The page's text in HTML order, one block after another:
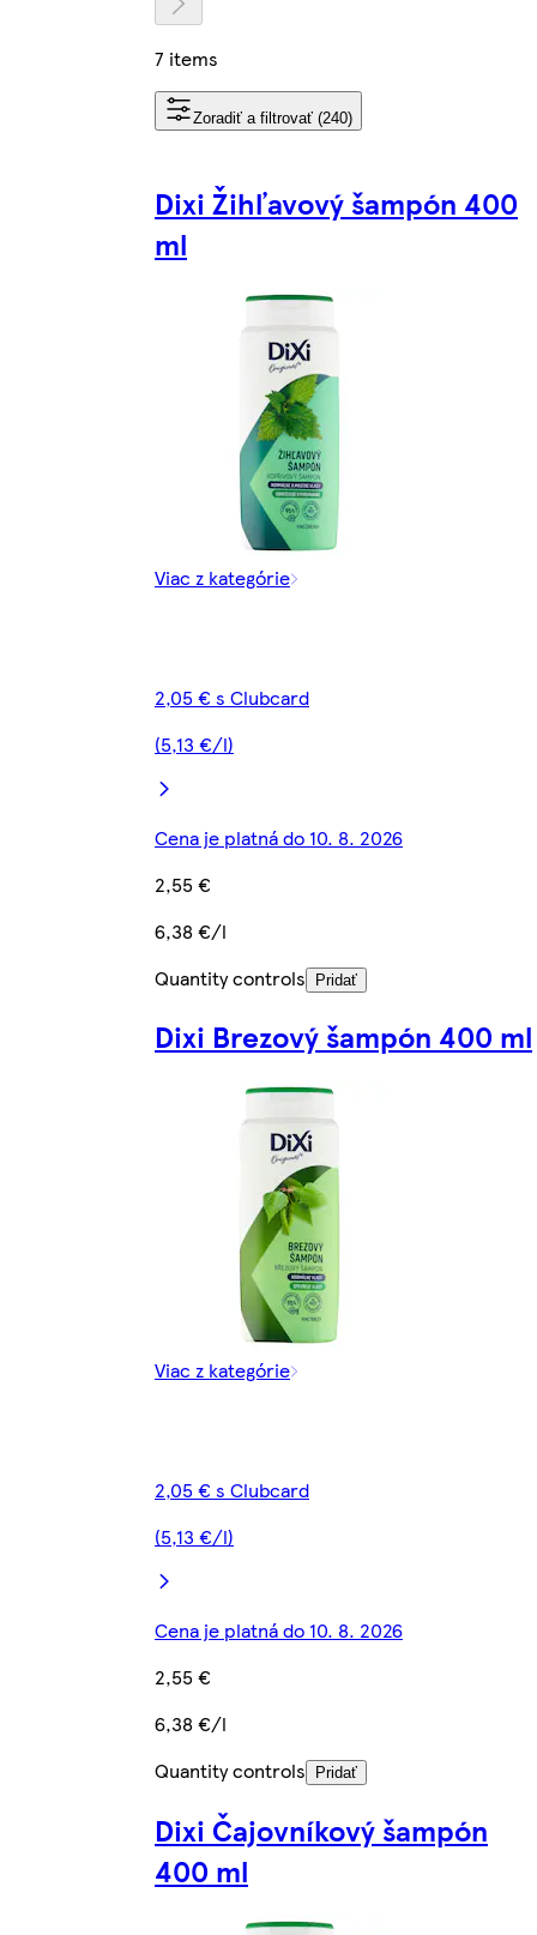
7 items
Zoradiť a filtrovať (240)
Dixi Žihľavový šampón 400
ml
Viac z kategórie
2,05 € s Clubcard
(5,13 €/l)
Cena je platná do 10. 8. 2026
2,55 €
6,38 €/l
Quantity controls
Pridať
Dixi Brezový šampón 400 ml
Viac z kategórie
2,05 € s Clubcard
(5,13 €/l)
Cena je platná do 10. 8. 2026
2,55 €
6,38 €/l
Quantity controls
Pridať
Dixi Čajovníkový šampón
400 ml